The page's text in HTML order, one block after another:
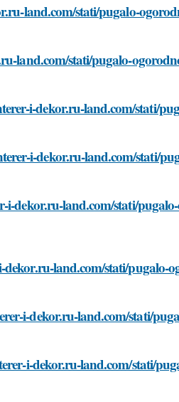
land.com/stati/pugalo-
land.com/stati/pugalo-
i-dekor.ru-land.com/stati/
i-dekor.ru-land.com/stati/
i-dekor.ru-land.com/stati/
land.com/stati/pugalo-
i-dekor.ru-land.com/stati/
i-dekor.ru-land.com/stati/